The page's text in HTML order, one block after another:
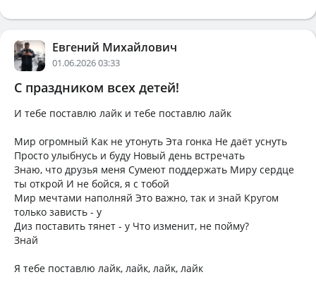
Евгений Михайлович
01.06.2026 03:33
С праздником всех детей!
И тебе поставлю лайк и тебе поставлю лайк
Мир огромный Как не утонуть Эта гонка Не даёт уснуть
Просто улыбнусь и буду Новый день встречать
Знаю, что друзья меня Сумеют поддержать Миру сердце
ты открой И не бойся, я с тобой
Мир мечтами наполняй Это важно, так и знай Кругом
только зависть - у
Диз поставить тянет - у Что изменит, не пойму?
Знай
Я тебе поставлю лайк, лайк, лайк, лайк